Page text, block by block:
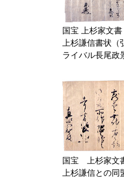
国宝 上杉家文書
上杉謙信書状
ライバル長尾政
国宝 上杉家文
上杉謙信との